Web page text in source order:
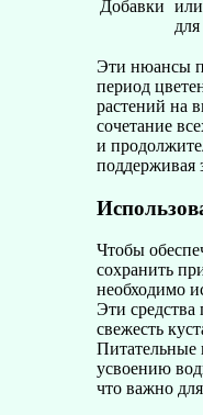
Добавки
Эти нюансы
период
растений на
сочетание
и
поддерживая
Чтобы
сохранить
необходимо
Эти средства
свежесть
Питательные
усвоению
что важно